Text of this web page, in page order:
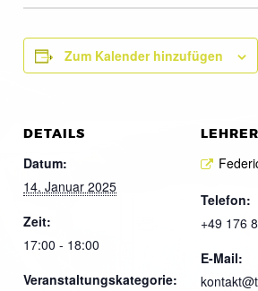
Zum Kalender hinzufügen
DETAILS
Datum:
14. Januar 2025
Zeit:
17:00 - 18:00
Veranstaltungskategorie:
LEHRER
Telefon:
+49 176
E-Mail: